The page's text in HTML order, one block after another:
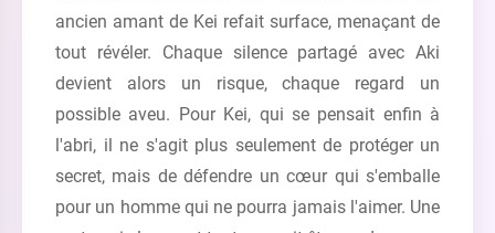
ancien amant de Kei refait surface, menaçant de
tout révéler. Chaque silence partagé avec Aki
devient alors un risque, chaque regard un
possible aveu. Pour Kei, qui se pensait enfin à
l'abri, il ne s'agit plus seulement de protéger un
secret, mais de défendre un cœur qui s'emballe
pour un homme qui ne pourra jamais l'aimer. Une